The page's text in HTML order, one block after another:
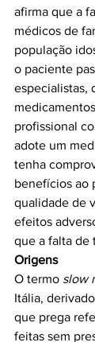
afirma que a
médicos de
população
o paciente
especialistas,
profissional
adote um
tenha
benefícios ao
qualidade de
efeitos
Origens
O termo slow
Itália,
que prega
feitas sem